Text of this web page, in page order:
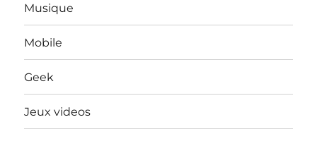
Musique
Mobile
Geek
Jeux videos